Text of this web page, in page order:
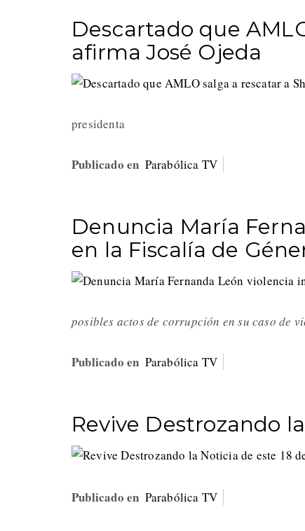
Descartado que
afirma José Ojeda
presidenta
Publicado en Parabólica TV
Denuncia María
en la Fiscalía de
posibles actos de corrupción en su caso de
Publicado en Parabólica TV
Revive Destrozando
Publicado en Parabólica TV